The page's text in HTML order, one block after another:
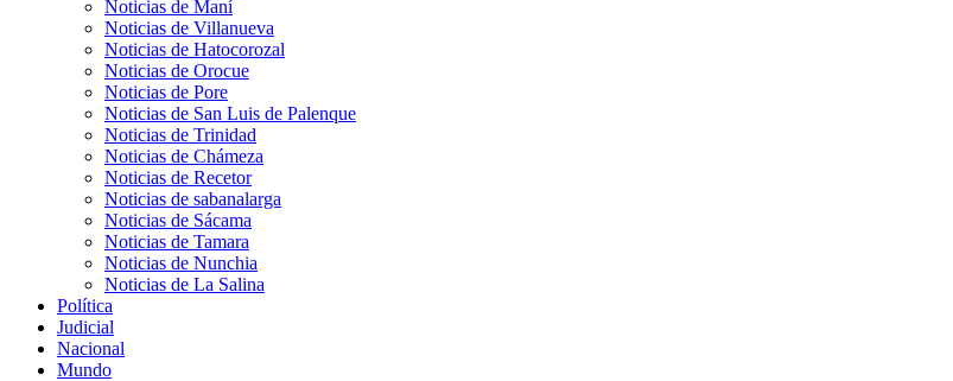
Noticias de Maní
Noticias de Villanueva
Noticias de Hatocorozal
Noticias de Orocue
Noticias de Pore
Noticias de San Luis de Palenque
Noticias de Trinidad
Noticias de Chámeza
Noticias de Recetor
Noticias de sabanalarga
Noticias de Sácama
Noticias de Tamara
Noticias de Nunchia
Noticias de La Salina
Política
Judicial
Nacional
Mundo